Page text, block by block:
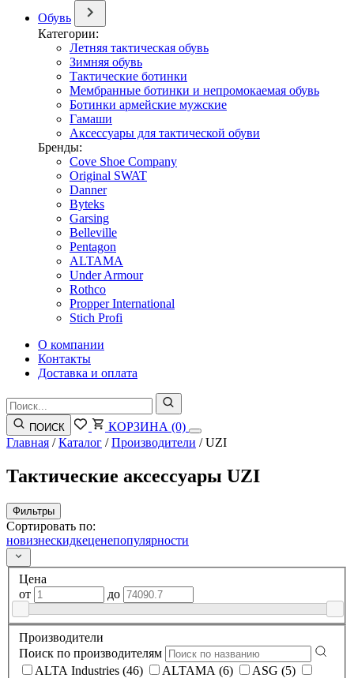
Обувь
Категории:
Летняя тактическая обувь
Зимняя обувь
Тактические ботинки
Мембранные ботинки и непромокаемая обувь
Ботинки армейские мужские
Гамаши
Аксессуары для тактической обуви
Бренды:
Cove Shoe Company
Original SWAT
Danner
Byteks
Garsing
Belleville
Pentagon
ALTAMA
Under Armour
Rothco
Propper International
Stich Profi
О компании
Контакты
Доставка и оплата
ПОИСК КОРЗИНА (0)
Главная /Каталог /Производители /UZI
Тактические аксессуары UZI
Фильтры
Сортировать по:
новизнескидкеценепопулярности
Цена
от
до
Производители
Поиск по производителям
ALTA Industries (46)
ALTAMA (6)
ASG (5)